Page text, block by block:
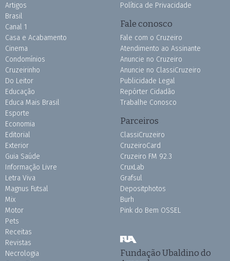
Artigos
Brasil
Canal 1
Casa e Acabamento
Cinema
Condomínios
Cruzeirinho
Do Leitor
Educação
Educa Mais Brasil
Esporte
Economia
Editorial
Exterior
Guia Saúde
Informação Livre
Letra Viva
Magnus Futsal
Mix
Motor
Pets
Receitas
Revistas
Necrologia
Política de Privacidade
Fale conosco
Fale com o Cruzeiro
Atendimento ao Assinante
Anuncie no Cruzeiro
Anuncie no ClassiCruzeiro
Publicidade Legal
Repórter Cidadão
Trabalhe Conosco
Parceiros
ClassiCruzeiro
CruzeiroCard
Cruzeiro FM 92.3
CruxLab
Grafsul
Depositphotos
Burh
Pink do Bem OSSEL
Fundação Ubaldino do